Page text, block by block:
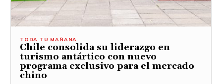
TODA TU MAÑANA
Chile consolida su liderazgo en
turismo antártico con nuevo
programa exclusivo para el mercado
chino